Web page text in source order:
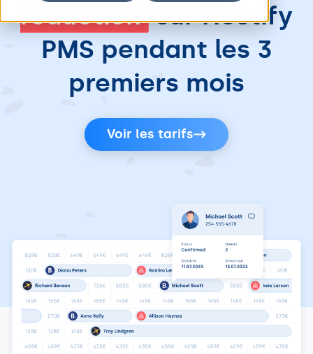
réduction sur Hostify
PMS pendant les 3
premiers mois
Voir les tarifs